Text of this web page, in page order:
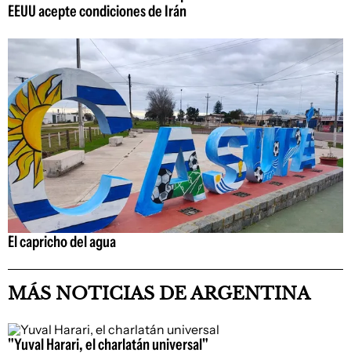
EEUU acepte condiciones de Irán
El capricho del agua
MÁS NOTICIAS DE ARGENTINA
"Yuval Harari, el charlatán universal"